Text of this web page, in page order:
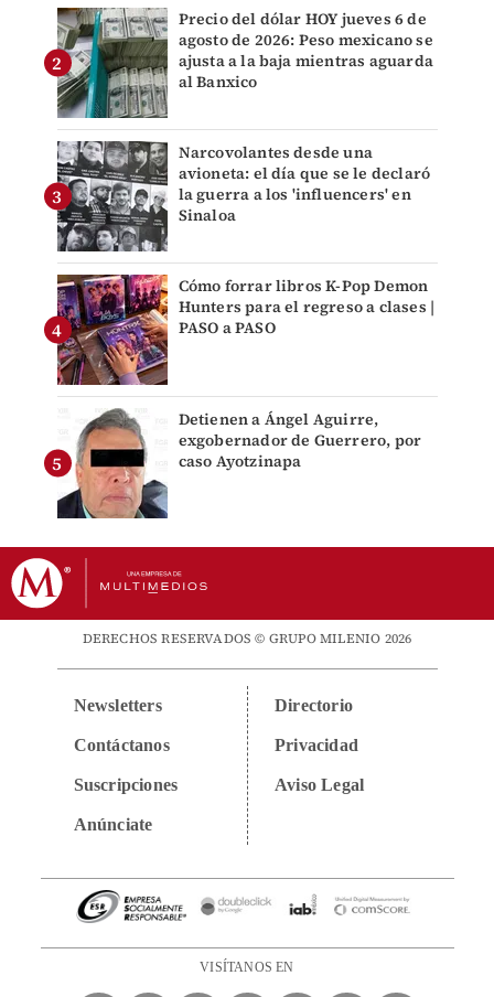
Precio del dólar HOY jueves 6 de
agosto de 2026: Peso mexicano se
ajusta a la baja mientras aguarda
al Banxico
Narcovolantes desde una
avioneta: el día que se le declaró
la guerra a los 'influencers' en
Sinaloa
Cómo forrar libros K-Pop Demon
Hunters para el regreso a clases |
PASO a PASO
Detienen a Ángel Aguirre,
exgobernador de Guerrero, por
caso Ayotzinapa
DERECHOS RESERVADOS © GRUPO MILENIO 2026
Newsletters
Contáctanos
Suscripciones
Anúnciate
Directorio
Privacidad
Aviso Legal
VISÍTANOS EN